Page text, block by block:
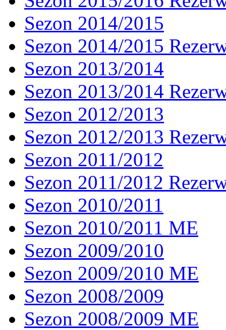
Sezon 2014/2015
Sezon 2014/2015
Sezon 2013/2014
Sezon 2013/2014
Sezon 2012/2013
Sezon 2012/2013
Sezon 2011/2012
Sezon 2011/2012
Sezon 2010/2011
Sezon 2010/2011 ME
Sezon 2009/2010
Sezon 2009/2010 ME
Sezon 2008/2009
Sezon 2008/2009 ME